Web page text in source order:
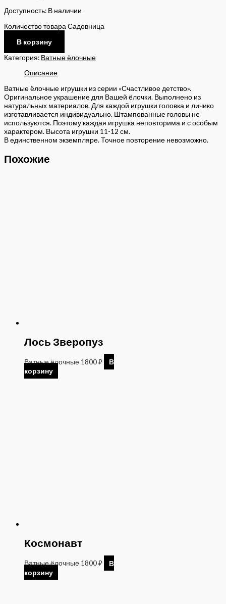
Доступность: В наличии
Количество товара Садовница
В корзину
Категория: Ватные ёлочные
Описание
Ватные ёлочные игрушки из серии «Счастливое детство».
Оригинальное украшение для Вашей ёлочки. Выполнено из
натуральных материалов. Для каждой игрушки головка и личико
изготавливается индивидуально. Штампованные головы не
используются. Поэтому каждая игрушка неповторима и с особым
характером. Высота игрушки 11-12 см.
В единственном экземпляре. Точное повторение невозможно.
Похожие
Лось Зверопуз
Ватные ёлочные 1800₽
В
корзину
Космонавт
Ватные ёлочные 1800₽
В
корзину